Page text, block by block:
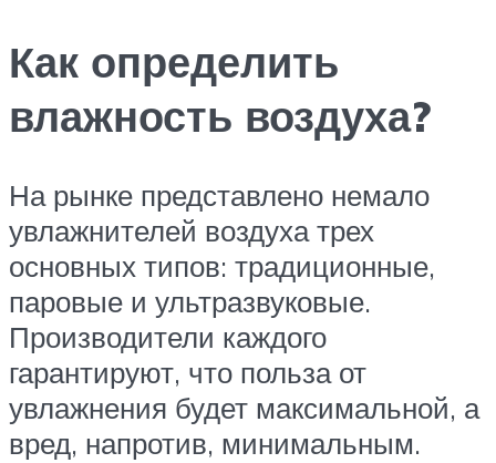
Как определить
влажность воздуха?
На рынке представлено немало
увлажнителей воздуха трех
основных типов: традиционные,
паровые и ультразвуковые.
Производители каждого
гарантируют, что польза от
увлажнения будет максимальной, а
вред, напротив, минимальным.